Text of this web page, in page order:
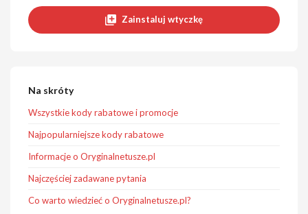
Zainstaluj wtyczkę
Na skróty
Wszystkie kody rabatowe i promocje
Najpopularniejsze kody rabatowe
Informacje o Oryginalnetusze.pl
Najczęściej zadawane pytania
Co warto wiedzieć o Oryginalnetusze.pl?